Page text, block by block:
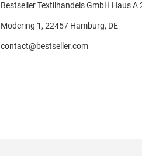
Bestseller Textilhandels GmbH Haus A
Modering 1, 22457 Hamburg, DE
contact@bestseller.com